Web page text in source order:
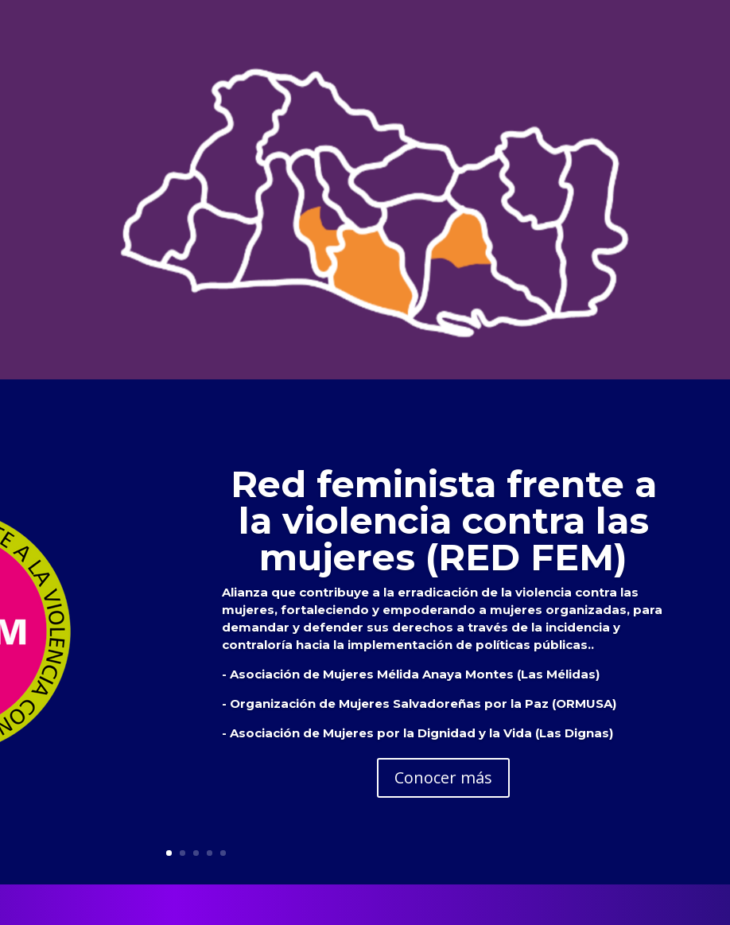
Red feminista frente a
la violencia contra las
mujeres (RED FEM)
Alianza que contribuye a la erradicación de la violencia contra las
mujeres, fortaleciendo y empoderando a mujeres organizadas, para
demandar y defender sus derechos a través de la incidencia y
contraloría hacia la implementación de políticas públicas..
- Asociación de Mujeres Mélida Anaya Montes (Las Mélidas)
- Organización de Mujeres Salvadoreñas por la Paz (ORMUSA)
- Asociación de Mujeres por la Dignidad y la Vida (Las Dignas)
Conocer más